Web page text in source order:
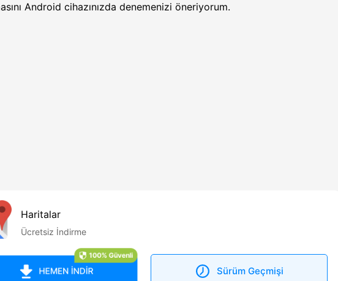
Android cihazınızda denemenizi öneriyorum.
Haritalar
Ücretsiz İndirme
HEMEN İNDİR
100% Güvenli
Sürüm Geçmişi